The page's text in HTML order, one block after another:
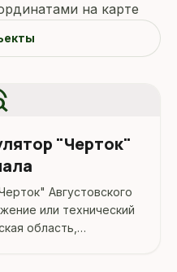
на карте
"Черток"
Августовского
или технический
область,